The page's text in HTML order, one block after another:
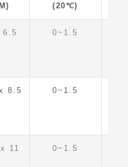
(20℃)
6.5 0~1.5
8.5 0~1.5
11 0~1.5